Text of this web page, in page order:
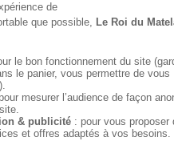
LE ROI DU MATELAS
Notre histoire
Notre savoir-faire
Nos marques